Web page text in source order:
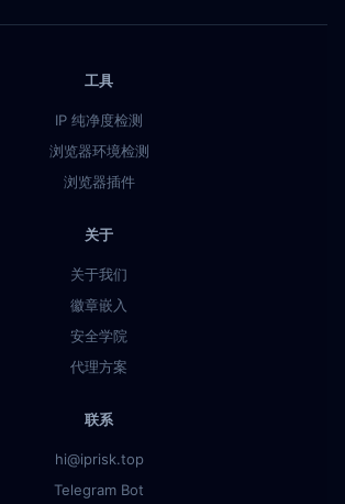
工具
IP 纯净度检测
浏览器环境检测
浏览器插件
关于
关于我们
徽章嵌入
安全学院
代理方案
联系
hi@iprisk.top
Telegram Bot